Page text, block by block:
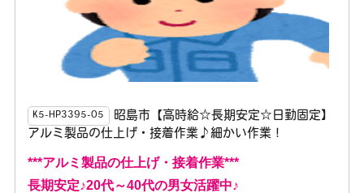
K5-HP3395-05
昭島市【高時給☆長期安定☆日勤固定】
アルミ製品の仕上げ・接着作業♪細かい作業！
***アルミ製品の仕上げ・接着作業***
長期安定♪20代～40代の男女活躍中♪